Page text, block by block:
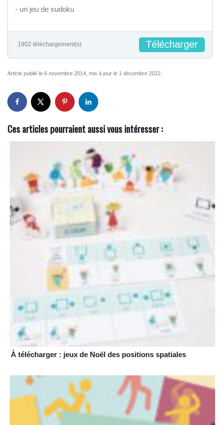
- un jeu de sudoku
1902 téléchargement(s) Télécharger
Article publié le 6 novembre 2014, mis à jour le 1 décembre 2022.
Ces articles pourraient aussi vous intéresser :
À télécharger : jeux de Noël des positions spatiales